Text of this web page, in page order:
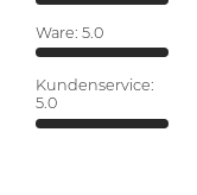
Ware: 5.0
Kundenservice:
5.0